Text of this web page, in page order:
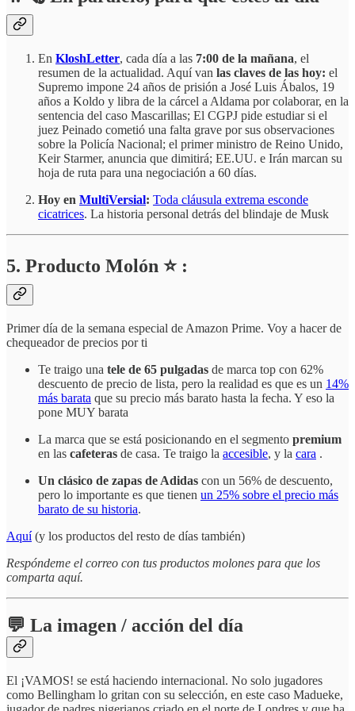
En KloshLetter, cada día a las 7:00 de la mañana, el
resumen de la actualidad. Aquí van las claves de las hoy: el
Supremo impone 24 años de prisión a José Luis Ábalos, 19
años a Koldo y libra de la cárcel a Aldama por colaborar, en la
sentencia del caso Mascarillas; El CGPJ pide estudiar si el
juez Peinado cometió una falta grave por sus observaciones
sobre la Policía Nacional; el primer ministro de Reino Unido,
Keir Starmer, anuncia que dimitirá; EE.UU. e Irán marcan su
hoja de ruta para una negociación a 60 días.
Hoy en MultiVersial: Toda cláusula extrema esconde
cicatrices. La historia personal detrás del blindaje de Musk
5. Producto Molón ⭐ :
Primer día de la semana especial de Amazon Prime. Voy a hacer de
chequeador de precios por ti
Te traigo una tele de 65 pulgadas de marca top con 62%
descuento de precio de lista, pero la realidad es que es un 14%
más barata que su precio más barato hasta la fecha. Y eso la
pone MUY barata
La marca que se está posicionando en el segmento premium
en las cafeteras de casa. Te traigo la accesible, y la cara .
Un clásico de zapas de Adidas con un 56% de descuento,
pero lo importante es que tienen un 25% sobre el precio más
barato de su historia.
Aquí(y los productos del resto de días también)
Respóndeme el correo con tus productos molones para que los
comparta aquí.
💬 La imagen / acción del día
El ¡VAMOS! se está haciendo internacional. No solo jugadores
como Bellingham lo gritan con su selección, en este caso Madueke,